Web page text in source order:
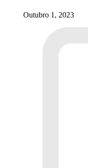
Outubro 1, 2023